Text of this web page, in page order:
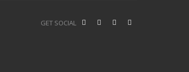
GET SOCIAL